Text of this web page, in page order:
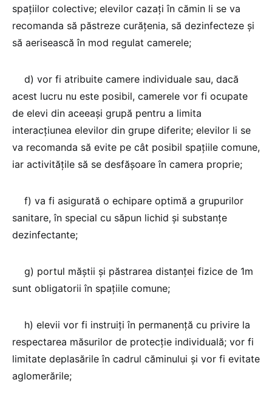
spaţiilor colective; elevilor cazaţi în cămin li se va
recomanda să păstreze curăţenia, să dezinfecteze şi
să aerisească în mod regulat camerele;
d) vor fi atribuite camere individuale sau, dacă
acest lucru nu este posibil, camerele vor fi ocupate
de elevi din aceeaşi grupă pentru a limita
interacţiunea elevilor din grupe diferite; elevilor li se
va recomanda să evite pe cât posibil spaţiile comune,
iar activităţile să se desfăşoare în camera proprie;
f) va fi asigurată o echipare optimă a grupurilor
sanitare, în special cu săpun lichid şi substanţe
dezinfectante;
g) portul măştii și păstrarea distanței fizice de 1m
sunt obligatorii în spaţiile comune;
h) elevii vor fi instruiţi în permanenţă cu privire la
respectarea măsurilor de protecţie individuală; vor fi
limitate deplasările în cadrul căminului şi vor fi evitate
aglomerările;